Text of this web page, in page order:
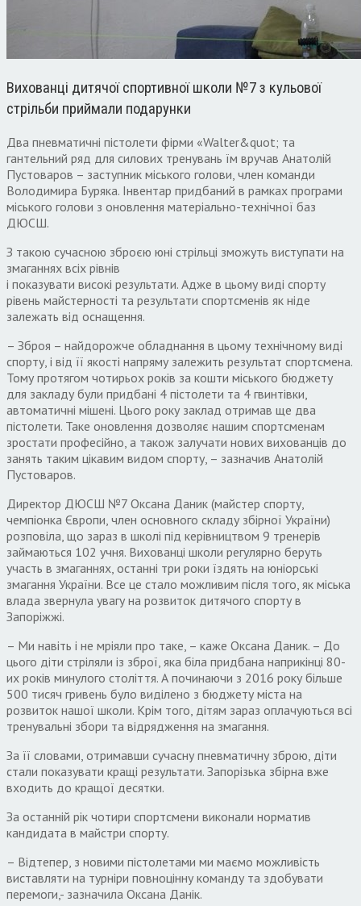
Вихованці дитячої спортивної школи №7 з кульової
стрільби приймали подарунки
Два пневматичні пістолети фірми «Walter&quot; та
гантельний ряд для силових тренувань їм вручав Анатолій
Пустоваров – заступник міського голови, член команди
Володимира Буряка. Інвентар придбаний в рамках програми
міського голови з оновлення матеріально-технічної баз
ДЮСШ.
З такою сучасною зброєю юні стрільці зможуть виступати на
змаганнях всіх рівнів
і показувати високі результати. Адже в цьому виді спорту
рівень майстерності та результати спортсменів як ніде
залежать від оснащення.
– Зброя – найдорожче обладнання в цьому технічному виді
спорту, і від її якості напряму залежить результат спортсмена.
Тому протягом чотирьох років за кошти міського бюджету
для закладу були придбані 4 пістолети та 4 гвинтівки,
автоматичні мішені. Цього року заклад отримав ще два
пістолети. Таке оновлення дозволяє нашим спортсменам
зростати професійно, а також залучати нових вихованців до
занять таким цікавим видом спорту, – зазначив Анатолій
Пустоваров.
Директор ДЮСШ №7 Оксана Даник (майстер спорту,
чемпіонка Європи, член основного складу збірної України)
розповіла, що зараз в школі під керівництвом 9 тренерів
займаються 102 учня. Вихованці школи регулярно беруть
участь в змаганнях, останні три роки їздять на юніорські
змагання України. Все це стало можливим після того, як міська
влада звернула увагу на розвиток дитячого спорту в
Запоріжжі.
– Ми навіть і не мріяли про таке, – каже Оксана Даник. – До
цього діти стріляли із зброї, яка біла придбана наприкінці 80-
их років минулого століття. А починаючи з 2016 року більше
500 тисяч гривень було виділено з бюджету міста на
розвиток нашої школи. Крім того, дітям зараз оплачуються всі
тренувальні збори та відрядження на змагання.
За її словами, отримавши сучасну пневматичну зброю, діти
стали показувати кращі результати. Запорізька збірна вже
входить до кращої десятки.
За останній рік чотири спортсмени виконали норматив
кандидата в майстри спорту.
– Відтепер, з новими пістолетами ми маємо можливість
виставляти на турніри повноцінну команду та здобувати
перемоги,- зазначила Оксана Данік.